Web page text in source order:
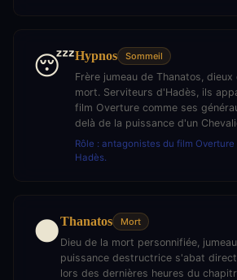
😴Hypnos Sommeil
Frère jumeau de Thanatos,
mort. Serviteurs d'Hadès, ils
film Overture comme ses
delà de la puissance d'un
Rôle : antagonistes du film
Hadès.
🌑Thanatos Mort
Dieu de la mort personnifiée,
puissance destructrice s'abat
lors des dernières heures du